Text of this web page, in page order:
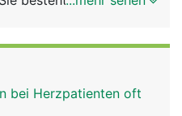
Nerven in der
werden die
bei Herzpatienten oft